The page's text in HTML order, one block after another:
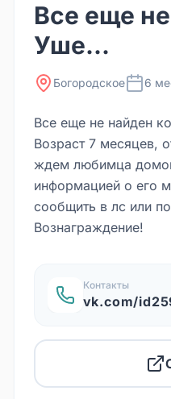
Все еще
Уше...
Богородское 6
Все еще не найден
Возраст 7 месяцев,
ждем любимца
информацией о его
сообщить в лс или
Вознаграждение!
Контакты
vk.com/